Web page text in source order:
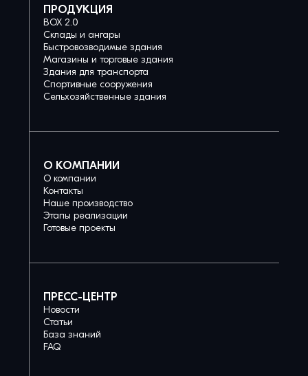
ПРОДУКЦИЯ
BOX 2.0
Склады и ангары
Быстровозводимые здания
Магазины и торговые здания
Здания для транспорта
Спортивные сооружения
Сельхозяйственные здания
О КОМПАНИИ
О компании
Контакты
Наше производство
Этапы реализации
Готовые проекты
ПРЕСС-ЦЕНТР
Новости
Статьи
База знаний
FAQ